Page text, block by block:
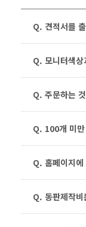
Q. 견적서를
Q. 모니터색
Q. 주문하는
Q. 100개 미
Q. 홈페이지
Q. 동판제작